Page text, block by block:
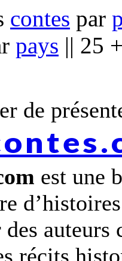
contes par
pays || 25
de
est une
récits